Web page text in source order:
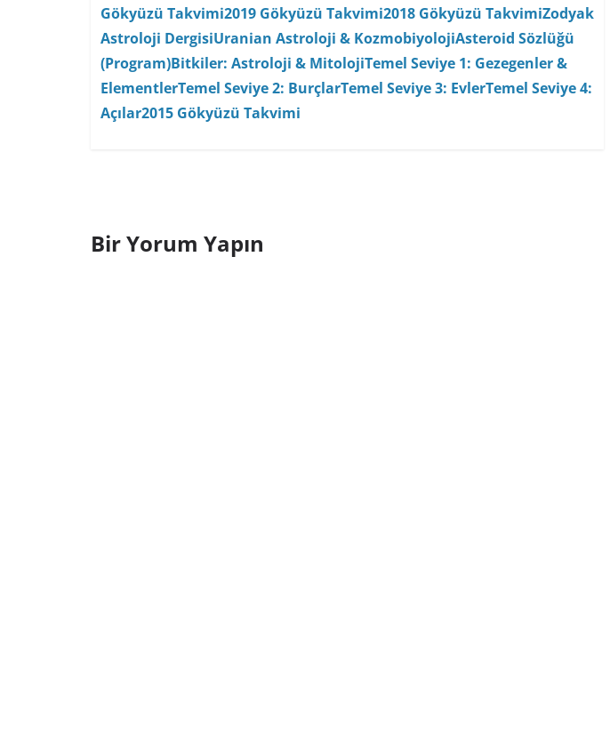
Gökyüzü Takvimi2019 Gökyüzü Takvimi2018 Gökyüzü TakvimiZodyak
Astroloji DergisiUranian Astroloji & KozmobiyolojiAsteroid Sözlüğü
(Program)Bitkiler: Astroloji & MitolojiTemel Seviye 1: Gezegenler &
ElementlerTemel Seviye 2: BurçlarTemel Seviye 3: EvlerTemel Seviye 4:
Açılar2015 Gökyüzü Takvimi
Bir Yorum Yapın